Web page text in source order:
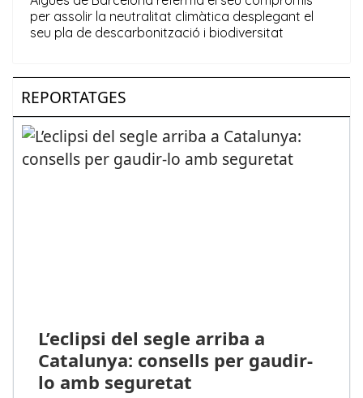
REPORTATGES
L’eclipsi del segle arriba a
Catalunya: consells per gaudir-
lo amb seguretat